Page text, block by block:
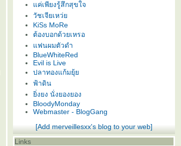
ค่เพียงรู้สึกสุขใจ
วัชเจียเหว่
KiSs MoRe
ต้องบอกด้วยเหรอ
ฟนผมตัวดำ
BlueWhiteRed
Evil is Live
ปลาทองแก้มยุ้
ฟ้าดิน
ิ่งยง นั่งยองยอง
BloodyMonday
Webmaster - BlogGang
[Add merveillesxx's blog to your web]
Links